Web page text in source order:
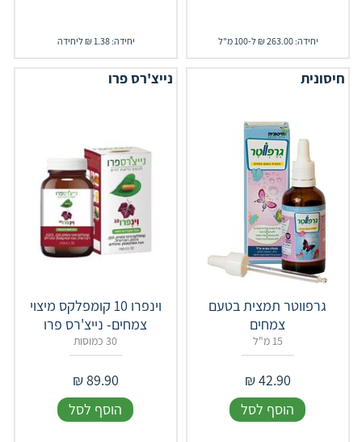
יחידה: 263.00 ₪ ל-100 מ"ל יחידה: 1.38 ₪ ליחידה
חיסונית
גרפווטר תמצית בטעם
צמחים
15 מ"ל
42.90
₪
הוסף לסל
נייצ'רס פרו
וינפרו 10 קומפלקס מיצוי
צמחים- נייצ'רס פרו
30 כמוסות
89.90
₪
הוסף לסל